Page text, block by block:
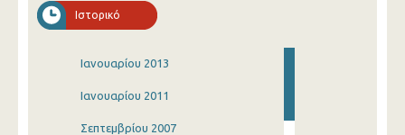
Ιστορικό
Ιανουαρίου 2013
Ιανουαρίου 2011
Σεπτεμβρίου 2007